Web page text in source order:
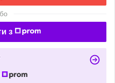
з